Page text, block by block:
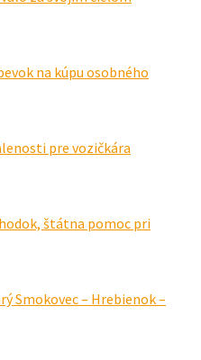
na kúpu osobného
pre vozičkára
štátna pomoc pri
Smokovec – Hrebienok –